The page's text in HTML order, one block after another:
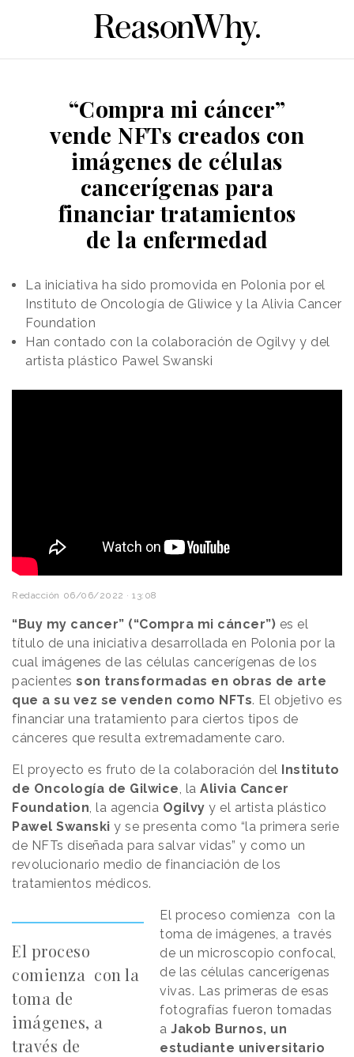
“Compra mi cáncer”
vende NFTs creados con
imágenes de células
cancerígenas para
financiar tratamientos
de la enfermedad
La iniciativa ha sido promovida en Polonia por el
Instituto de Oncología de Gliwice y la Alivia Cancer
Foundation
Han contado con la colaboración de Ogilvy y del
artista plástico Pawel Swanski
Redacción 06/06/2022 · 13:08
“Buy my cancer” (“Compra mi cáncer”) es el
título de una iniciativa desarrollada en Polonia por la
cual imágenes de las células cancerígenas de los
pacientes son transformadas en obras de arte
que a su vez se venden como NFTs. El objetivo es
financiar una tratamiento para ciertos tipos de
cánceres que resulta extremadamente caro.
El proyecto es fruto de la colaboración del Instituto
de Oncología de Gilwice, la Alivia Cancer
Foundation, la agencia Ogilvy y el artista plástico
Pawel Swanski y se presenta como “la primera serie
de NFTs diseñada para salvar vidas” y como un
revolucionario medio de financiación de los
tratamientos médicos.
El proceso
comienza con la
toma de
imágenes, a
través de
El proceso comienza con la
toma de imágenes, a través
de un microscopio confocal,
de las células cancerígenas
vivas. Las primeras de esas
fotografías fueron tomadas
aJakob Burnos, un
estudiante universitario